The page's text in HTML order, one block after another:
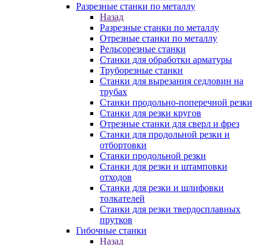
Разрезные станки по металлу
Назад
Разрезные станки по металлу
Отрезные станки по металлу
Рельсорезные станки
Станки для обработки арматуры
Труборезные станки
Станки для вырезания седловин на
трубаx
Станки продольно-поперечной резки
Станки для резки кругов
Отрезные станки для сверл и фрез
Станки для продольной резки и
отбортовки
Станки продольной резки
Станки для резки и штамповки
отходов
Станки для резки и шлифовки
толкателей
Станки для резки твердосплавных
прутков
Гибочные станки
Назад